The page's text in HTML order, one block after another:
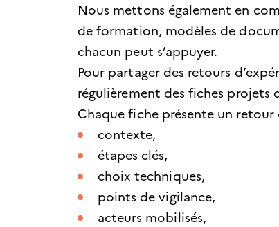
Nous mettons également en
de formation, modèles de
chacun peut s’appuyer.
Pour partager des retours
régulièrement des fiches projets
Chaque fiche présente un retour
contexte,
étapes clés,
choix techniques,
points de vigilance,
acteurs mobilisés,